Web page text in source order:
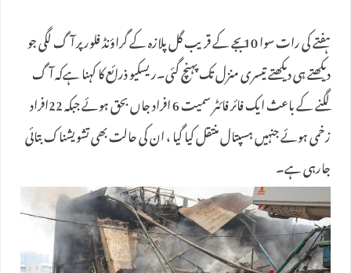
ہفتے کی رات سوا 10 بجے کے قریب گل پلازہ کے گراؤنڈ فلور پر آگ لگی جو
دیکھتے ہی دیکھتے تیسری منزل تک پہنچ گئی۔ریسکیو ذرائع کا کہنا ہےکہ آگ
لگنے کے باعث ایک فائر فائٹر سمیت 6 افراد جاں بحق ہوئے جبکہ 22افراد
زخمی ہوئے جنہیں ہسپتال منتقل کیا گیا ، ان کی حالت بھی تشویشناک بتائی
جارہی ہے۔